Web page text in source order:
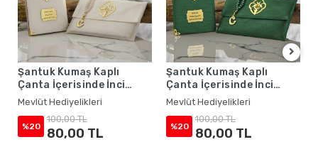
Şantuk Kumaş Kaplı
Çanta İçerisinde İnci
Tesbihli Krem Renkli
Şantuk Yasin Kitabı Seti -
Mevlüt Hediyelikleri
Mevlüt Hediyelikleri
%20
100,00 TL
80,00 TL
Şantuk Kumaş Kaplı
Çanta İçerisinde İnci
Tesbihli Zümrüt Renkli
Şantuk Yasin Kitabı Seti -
Mevlüt Hediyelikleri
Mevlüt Hediyelikleri
%20
100,00 TL
80,00 TL